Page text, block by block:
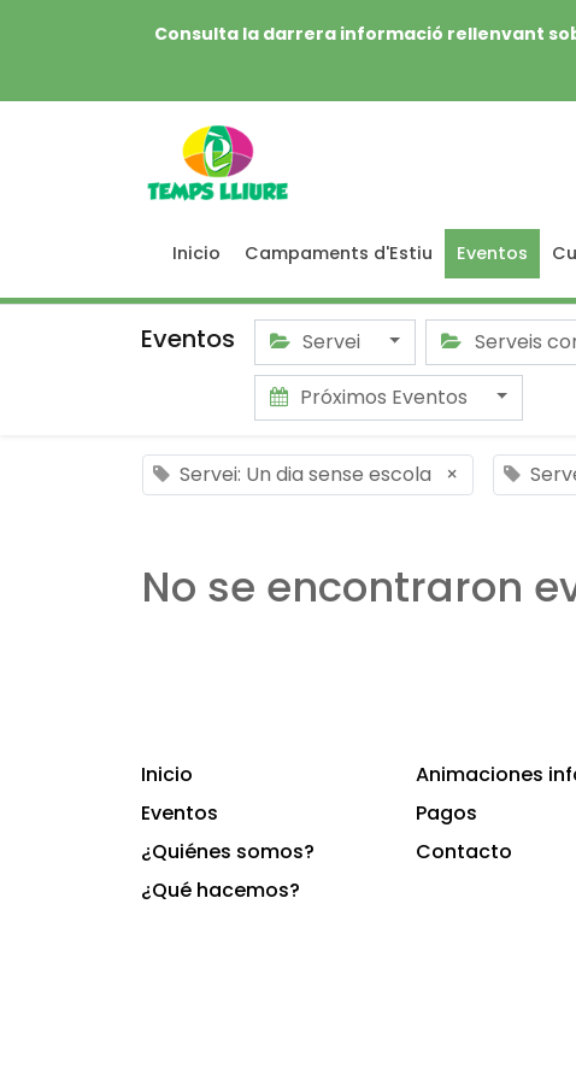
Consulta la darrera informació rellenvant
Inicio Campaments d'Estiu Eventos
Eventos Servei Serveis
Próximos Eventos
Servei: Un dia sense escola ×
No se encontraron
Inicio
Eventos
¿Quiénes somos?
¿Qué hacemos?
Animaciones
Pagos
Contacto